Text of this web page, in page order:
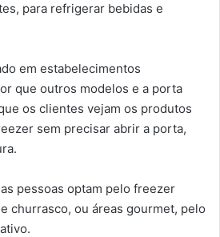
para refrigerar bebidas e
em estabelecimentos
que outros modelos e a porta
os clientes vejam os produtos
sem precisar abrir a porta,
pessoas optam pelo freezer
churrasco, ou áreas gourmet, pelo